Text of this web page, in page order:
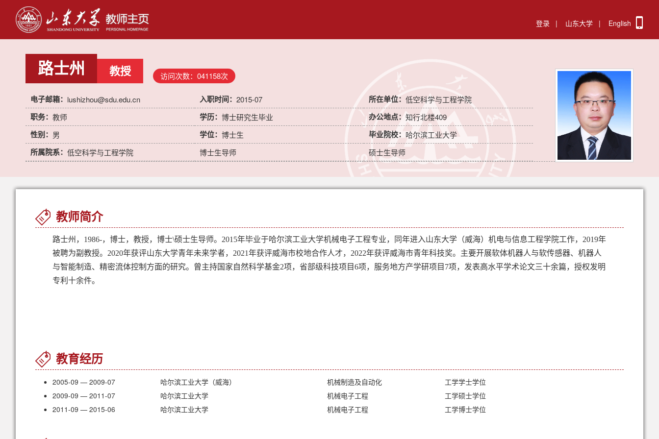
登录 | 山东大学 | English
路士州 教授 访问次数： 041158次
电子邮箱： lushizhou@sdu.edu.cn 入职时间： 2015-07 所在单位： 低空科学与工程学院
职务： 教师 学历： 博士研究生毕业 办公地点： 知行北楼409
性别： 男 学位： 博士生 毕业院校： 哈尔滨工业大学
所属院系： 低空科学与工程学院 博士生导师 硕士生导师
教师简介
路士州，1986-，博士，教授，博士\硕士生导师。 2015年毕业于哈尔滨工业大学机械电子工程专业，同年进入山东大学（威海）机电与信息工程学院工作， 2019年
被聘为副教授。 2020年获评山东大学青年未来学者， 2021年获评威海市校地合作人才， 2022年获评威海市青年科技奖。主要开展软体机器人与软传感器、机器人
与智能制造、精密流体控制方面的研究。曾主持国家自然科学基金2项， 省部级科技项目6项，服务地方产学研项目 7项， 发表高水平学术论文三十余篇， 授权发明
专利十余件。
教育经历
2005-09 — 2009-07 哈尔滨工业大学（威海） 机械制造及自动化
工学学士学位
2009-09 — 2011-07
哈尔滨工业大学 机械电子工程
工学硕士学位
2011-09 — 2015-06
哈尔滨工业大学 机械电子工程 工学博士学位